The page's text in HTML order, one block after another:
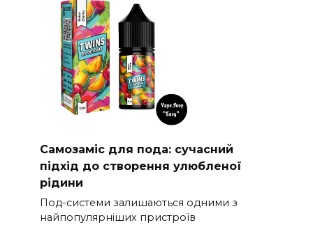
Самозаміс для пода: сучасний
підхід до створення улюбленої
рідини
Под-системи залишаються одними з
найпопулярніших пристроїв